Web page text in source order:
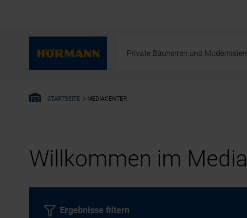
Private Bauherren und
STARTSEITE MEDIACENTER
Willkommen im
Ergebnisse filtern